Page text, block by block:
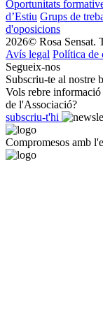
Oportunitats
d’Estiu Grups de
d'oposicions
2026© Rosa Sensat.
Avís legal Política de
Segueix-nos
Subscriu-te al nostre
Vols rebre
de l'Associació?
subscriu-t'hi
Compromesos amb